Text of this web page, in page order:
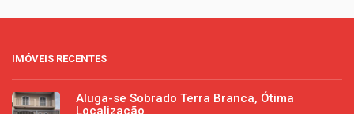
IMÓVEIS RECENTES
Aluga-se Sobrado Terra Branca, Ótima
Localização